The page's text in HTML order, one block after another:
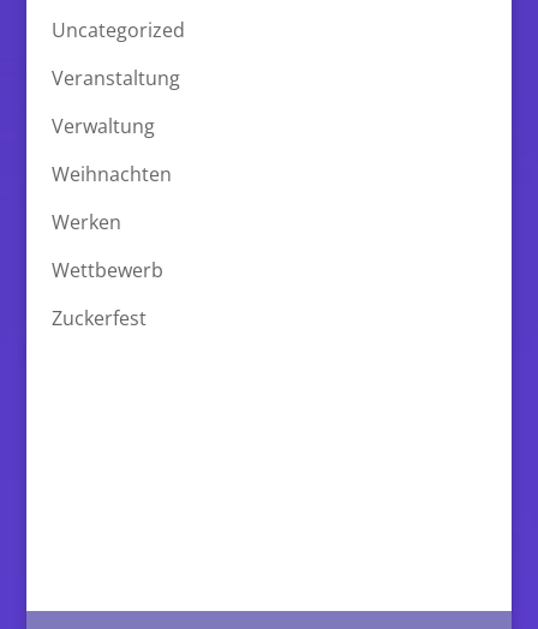
Uncategorized
Veranstaltung
Verwaltung
Weihnachten
Werken
Wettbewerb
Zuckerfest